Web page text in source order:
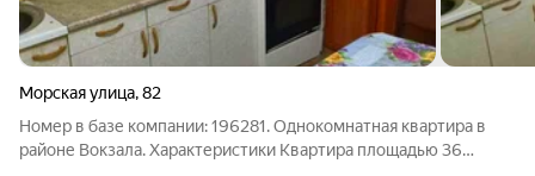
Морская улица,82
Номер в базе компании: 196281. Однокомнатная квартира в
районе Вокзала. Характеристики Квартира площадью 36